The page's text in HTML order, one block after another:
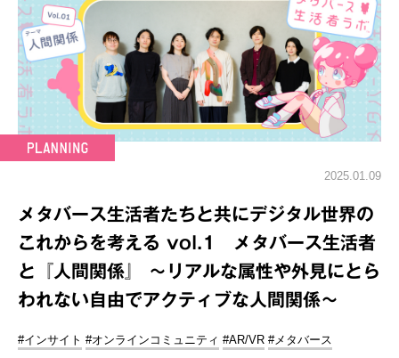
2025.01.09
メタバース生活者たちと共にデジタル世界の
これからを考える vol.1 メタバース生活者
と『人間関係』 ～リアルな属性や外見にとら
われない自由でアクティブな人間関係～
#インサイト #オンラインコミュニティ #AR/VR #メタバース